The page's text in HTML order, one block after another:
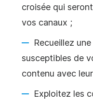
croisée qui
vos canaux ;
Recueillez
susceptibles de
contenu avec
Exploitez les